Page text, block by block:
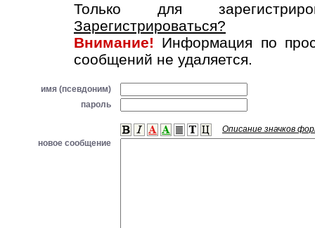
Только для
Зарегистрироваться?
Внимание! Информация по
сообщений не удаляется.
имя (псевдоним)
пароль
Описание значков
новое сообщение